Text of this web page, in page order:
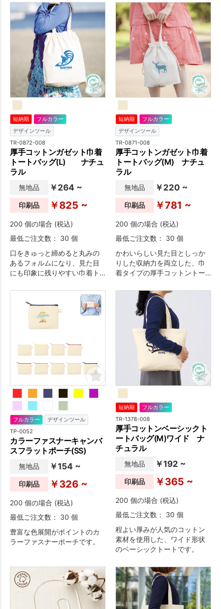
短納期
フルカラー
デザインツール
TR-0872-008
厚手コットンガゼット巾着
トートバッグ(L) ナチュ
ラル
無地品 ￥264 ~
印刷品 ￥825 ~
200 個の場合 (税込)
最低ご注文数： 30 個
口をきゅっと締めると丸みの
あるフォルムになり、見た目
にも印象に残りやすい巾着ト
短納期
フルカラー
デザインツール
TR-0871-008
厚手コットンガゼット巾着
トートバッグ(M) ナチュ
ラル
無地品 ￥220 ~
印刷品 ￥781 ~
200 個の場合 (税込)
最低ご注文数： 30 個
かわいらしい見た目としっか
りした収納力を両立した、巾
着タイプの厚手コットントー
フルカラー デザインツール
TP-0052
カラーファスナーキャンバ
スフラットポーチ(SS)
無地品 ￥154 ~
印刷品 ￥326 ~
200 個の場合 (税込)
最低ご注文数： 30 個
豊富な色展開がポイントのカ
ラーファスナーポーチです。
短納期 フルカラー
TR-1378-008
厚手コットンベーシックト
ートバッグ(M)ワイド ナ
チュラル
無地品 ￥192 ~
印刷品 ￥365 ~
200 個の場合 (税込)
最低ご注文数： 30 個
程よい厚みが人気のコットン
素材を使用した、ワイド形状
のベーシックトートです。